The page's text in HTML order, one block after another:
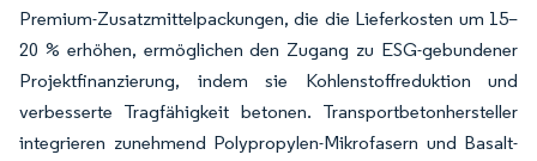
Premium-Zusatzmittelpackungen, die die Lieferkosten um 15–
20 % erhöhen, ermöglichen den Zugang zu ESG-gebundener
Projektfinanzierung, indem sie Kohlenstoffreduktion und
verbesserte Tragfähigkeit betonen. Transportbetonhersteller
integrieren zunehmend Polypropylen-Mikrofasern und Basalt-